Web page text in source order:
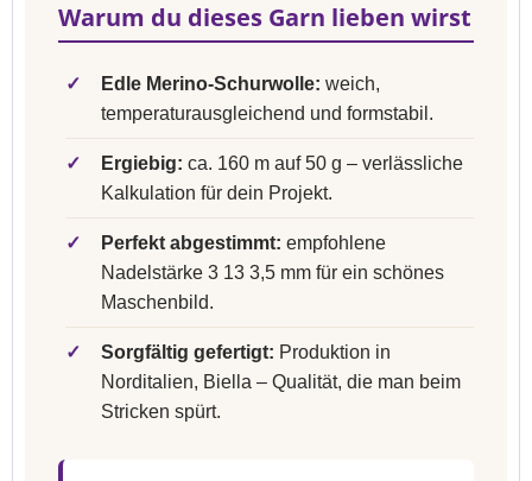
Warum du dieses Garn lieben wirst
✓ Edle Merino-Schurwolle: weich,
temperaturausgleichend und formstabil.
✓ Ergiebig: ca. 160 m auf 50 g – verlässliche
Kalkulation für dein Projekt.
✓ Perfekt abgestimmt: empfohlene
Nadelstärke 3 13 3,5 mm für ein schönes
Maschenbild.
✓ Sorgfältig gefertigt: Produktion in
Norditalien, Biella – Qualität, die man beim
Stricken spürt.